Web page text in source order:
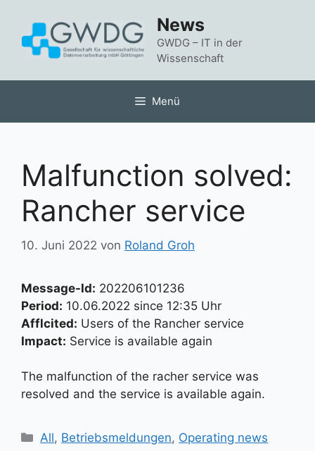
springen
News
GWDG – IT in der
Wissenschaft
Menü
Malfunction solved:
Rancher service
10. Juni 2022 von Roland Groh
Message-Id: 202206101236
Period: 10.06.2022 since 12:35 Uhr
Afflcited: Users of the Rancher service
Impact: Service is available again
The malfunction of the racher service was
resolved and the service is available again.
Kategorien
All, Betriebsmeldungen, Operating news